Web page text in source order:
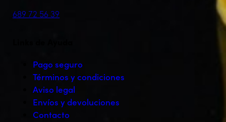
689 72 56 39
Pago seguro
Términos y condiciones
Aviso legal
Envíos y devoluciones
Contacto